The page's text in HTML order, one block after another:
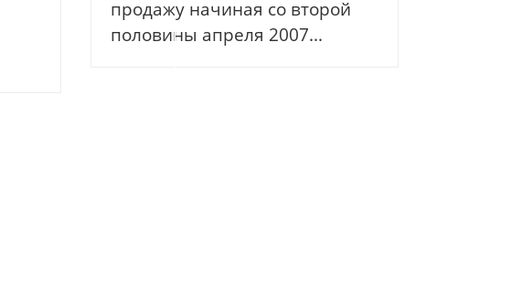
продажу начиная со второй
половины апреля 2007...